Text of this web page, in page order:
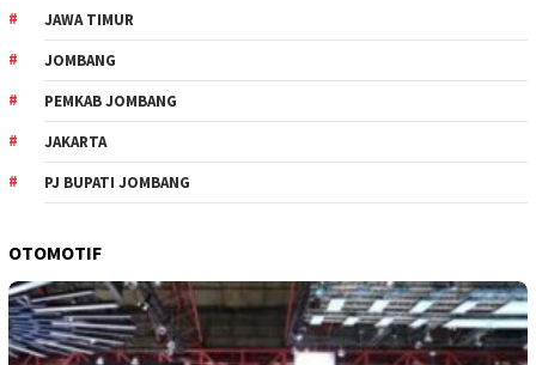
JAWA TIMUR
JOMBANG
PEMKAB JOMBANG
JAKARTA
PJ BUPATI JOMBANG
OTOMOTIF